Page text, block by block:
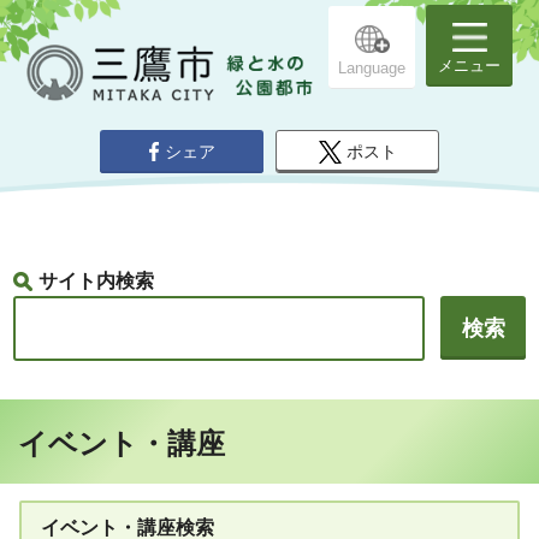
Language メニュー
シェア ポスト
サイト内検索
イベント・講座
イベント・講座検索